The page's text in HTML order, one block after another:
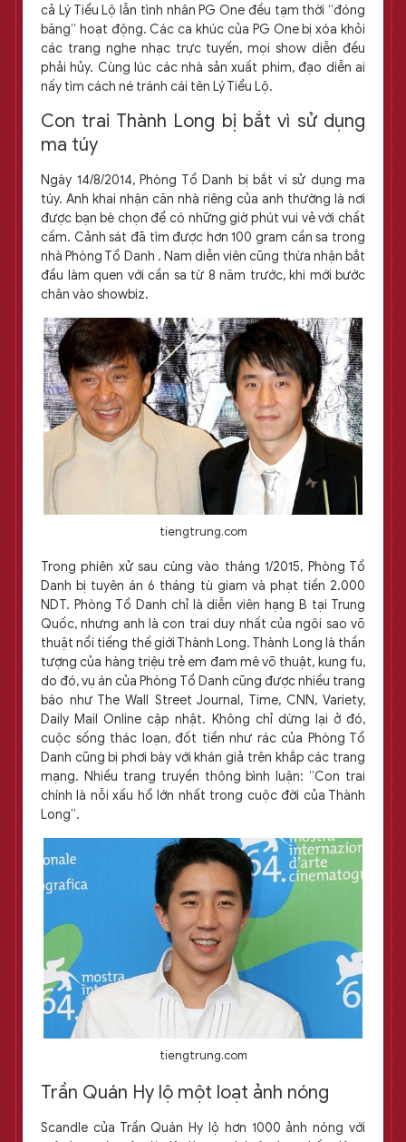
cả Lý Tiểu Lộ lẫn tình nhân PG One đều tạm thời “đóng
băng” hoạt động. Các ca khúc của PG One bị xóa khỏi
các trang nghe nhạc trực tuyến, mọi show diễn đều
phải hủy. Cùng lúc các nhà sản xuất phim, đạo diễn ai
nấy tìm cách né tránh cái tên Lý Tiểu Lộ.
Con trai Thành Long bị bắt vì sử dụng
ma túy
Ngày 14/8/2014, Phòng Tổ Danh bị bắt vì sử dụng ma
túy. Anh khai nhận căn nhà riêng của anh thường là nơi
được bạn bè chọn để có những giờ phút vui vẻ với chất
cấm. Cảnh sát đã tìm được hơn 100 gram cần sa trong
nhà Phòng Tổ Danh . Nam diễn viên cũng thừa nhận bắt
đầu làm quen với cần sa từ 8 năm trước, khi mới bước
chân vào showbiz.
tiengtrung.com
Trong phiên xử sau cùng vào tháng 1/2015, Phòng Tổ
Danh bị tuyên án 6 tháng tù giam và phạt tiền 2.000
NDT. Phòng Tổ Danh chỉ là diễn viên hạng B tại Trung
Quốc, nhưng anh là con trai duy nhất của ngôi sao võ
thuật nổi tiếng thế giới Thành Long. Thành Long là thần
tượng của hàng triệu trẻ em đam mê võ thuật, kung fu,
do đó, vụ án của Phòng Tổ Danh cũng được nhiều trang
báo như The Wall Street Journal, Time, CNN, Variety,
Daily Mail Online cập nhật. Không chỉ dừng lại ở đó,
cuộc sống thác loạn, đốt tiền như rác của Phòng Tổ
Danh cũng bị phơi bày với khán giả trên khắp các trang
mạng. Nhiều trang truyền thông bình luận: “Con trai
chính là nỗi xấu hổ lớn nhất trong cuộc đời của Thành
Long”.
tiengtrung.com
Trần Quán Hy lộ một loạt ảnh nóng
Scandle của Trần Quán Hy lộ hơn 1000 ảnh nóng với